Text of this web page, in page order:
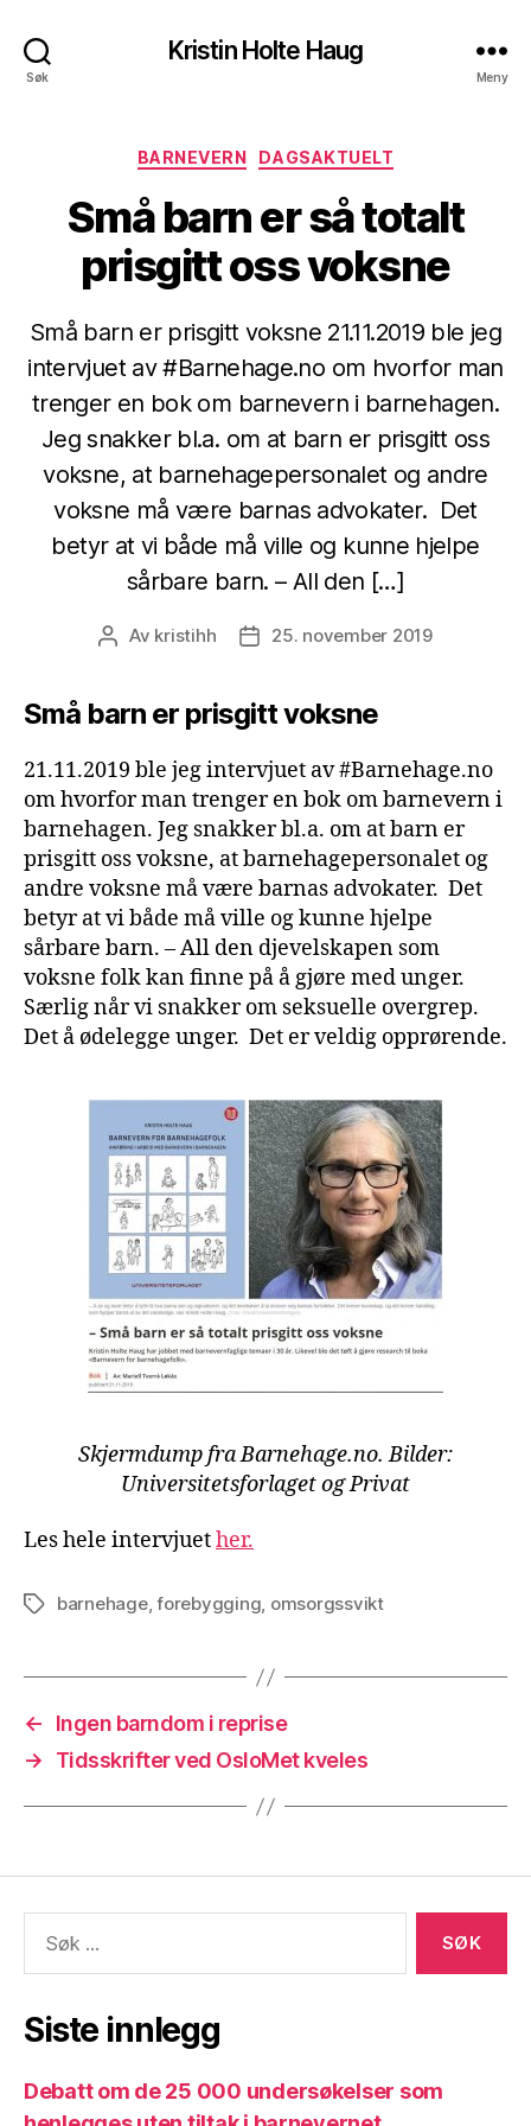
Søk
Kristin Holte Haug
Meny
Kategorier
BARNEVERN DAGSAKTUELT
Små barn er så totalt
prisgitt oss voksne
Små barn er prisgitt voksne 21.11.2019 ble jeg
intervjuet av #Barnehage.no om hvorfor man
trenger en bok om barnevern i barnehagen.
Jeg snakker bl.a. om at barn er prisgitt oss
voksne, at barnehagepersonalet og andre
voksne må være barnas advokater. Det
betyr at vi både må ville og kunne hjelpe
sårbare barn. – All den […]
Innleggsforfatter
Av kristihh Publiseringsdato
25. november 2019
Små barn er prisgitt voksne
21.11.2019 ble jeg intervjuet av #Barnehage.no
om hvorfor man trenger en bok om barnevern i
barnehagen. Jeg snakker bl.a. om at barn er
prisgitt oss voksne, at barnehagepersonalet og
andre voksne må være barnas advokater. Det
betyr at vi både må ville og kunne hjelpe
sårbare barn. – All den djevelskapen som
voksne folk kan finne på å gjøre med unger.
Særlig når vi snakker om seksuelle overgrep.
Det å ødelegge unger. Det er veldig opprørende.
Skjermdump fra Barnehage.no. Bilder:
Universitetsforlaget og Privat
Les hele intervjuether.
Stikkordbarnehage,forebygging, omsorgssvikt
←
Ingen barndom i reprise
→
Tidsskrifter ved OsloMet kveles
etter:
Siste innlegg
Debatt om de 25 000 undersøkelser som